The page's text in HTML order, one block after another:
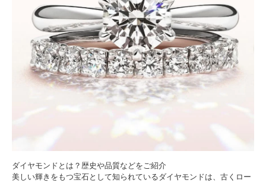
ダイヤモンドとは？歴史や品質などをご紹介
美しい輝きをもつ宝石として知られているダイヤモンドは、古くロー